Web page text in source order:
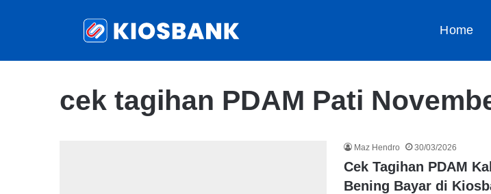
Home
cek tagihan PDAM Pati
Maz Hendro 30/03/2026
Cek Tagihan PDAM
Bening Bayar di